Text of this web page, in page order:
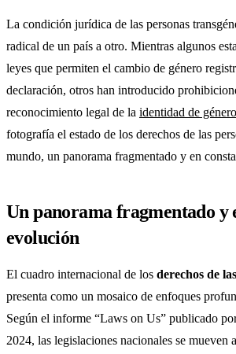
La condición jurídica de las personas
radical de un país a otro. Mientras algunos
leyes que permiten el cambio de género
declaración, otros han introducido
reconocimiento legal de la identidad de género
fotografía el estado de los derechos de las
mundo, un panorama fragmentado y en
Un panorama fragmentado y
evolución
El cuadro internacional de los derechos de
presenta como un mosaico de enfoques
Según el informe “Laws on Us” publicado
2024, las legislaciones nacionales se mueven